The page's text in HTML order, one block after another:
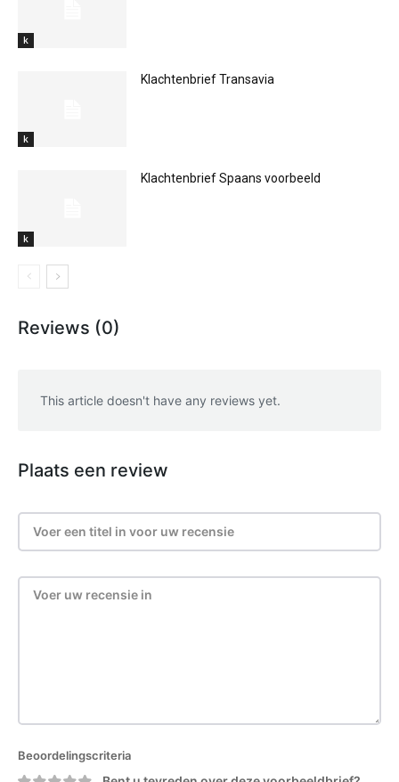
k
k
Klachtenbrief Transavia
k
Klachtenbrief Spaans voorbeeld
Reviews (0)
This article doesn't have any reviews yet.
Plaats een review
Beoordelingscriteria